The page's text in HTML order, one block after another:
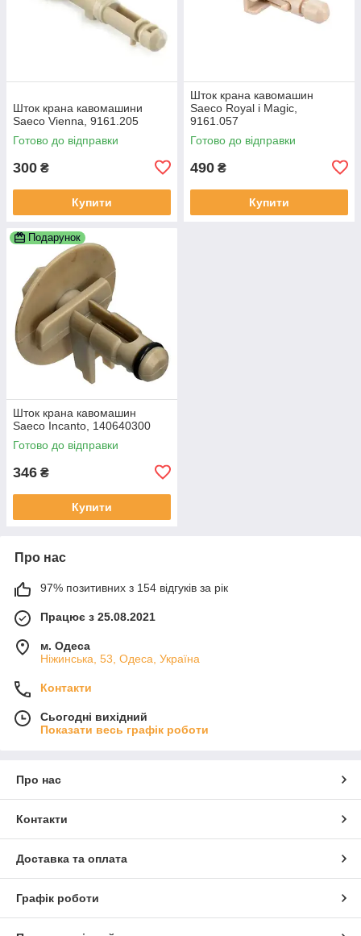
Шток крана кавомашини
Saeco Vienna, 9161.205
Готово до відправки
300 ₴
Купити
Шток крана кавомашин
Saeco Royal і Magic,
9161.057
Готово до відправки
490 ₴
Купити
Подарунок
Шток крана кавомашин
Saeco Incanto, 140640300
Готово до відправки
346 ₴
Купити
Про нас
97% позитивних з 154 відгуків за рік
Працює з 25.08.2021
м. Одеса
Ніжинська, 53, Одеса, Україна
Контакти
Сьогодні вихідний
Показати весь графік роботи
Про нас
Контакти
Доставка та оплата
Графік роботи